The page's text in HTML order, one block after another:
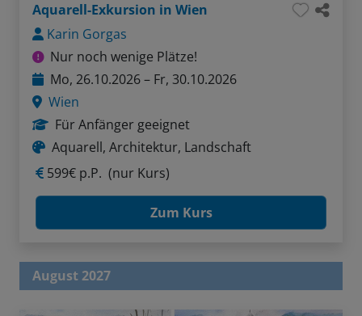
Aquarell-Exkursion in Wien
Karin Gorgas
Nur noch wenige Plätze!
Mo, 26.10.2026 – Fr, 30.10.2026
Wien
Für Anfänger geeignet
Aquarell, Architektur, Landschaft
599€ p.P. (nur Kurs)
Zum Kurs
August 2027